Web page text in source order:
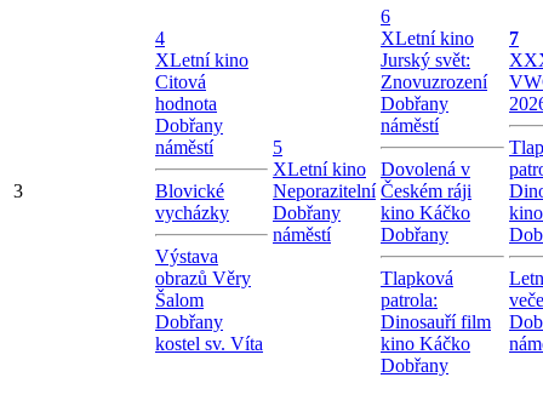
3
4
XLetní kino
Citová
hodnota
Dobřany
náměstí
Blovické
vycházky
Výstava
obrazů Věry
Šalom
Dobřany
kostel sv. Víta
5
XLetní kino
Neporazitelní
Dobřany
náměstí
6
XLetní kino
Jurský svět:
Znovuzrození
Dobřany
náměstí
Dovolená v
Českém ráji
kino Káčko
Dobřany
Tlapková
patrola:
Dinosauří film
kino Káčko
Dobřany
7
X